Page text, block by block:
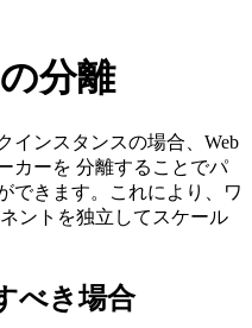
分離
インスタンスの場合、Web
カーを 分離することでパ
できます。これにより、ワ
ントを独立してスケール
べき場合